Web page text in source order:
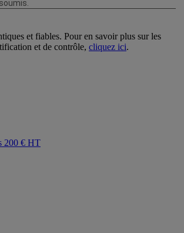
et fiables. Pour en savoir plus sur les
et de contrôle, cliquez ici.
200 € HT